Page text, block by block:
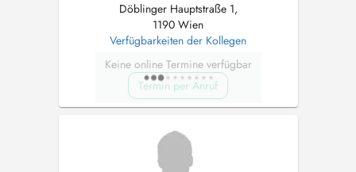
Döblinger Hauptstraße 1,
1190 Wien
Verfügbarkeiten der Kollegen
Keine online Termine verfügbar
Termin per Anruf